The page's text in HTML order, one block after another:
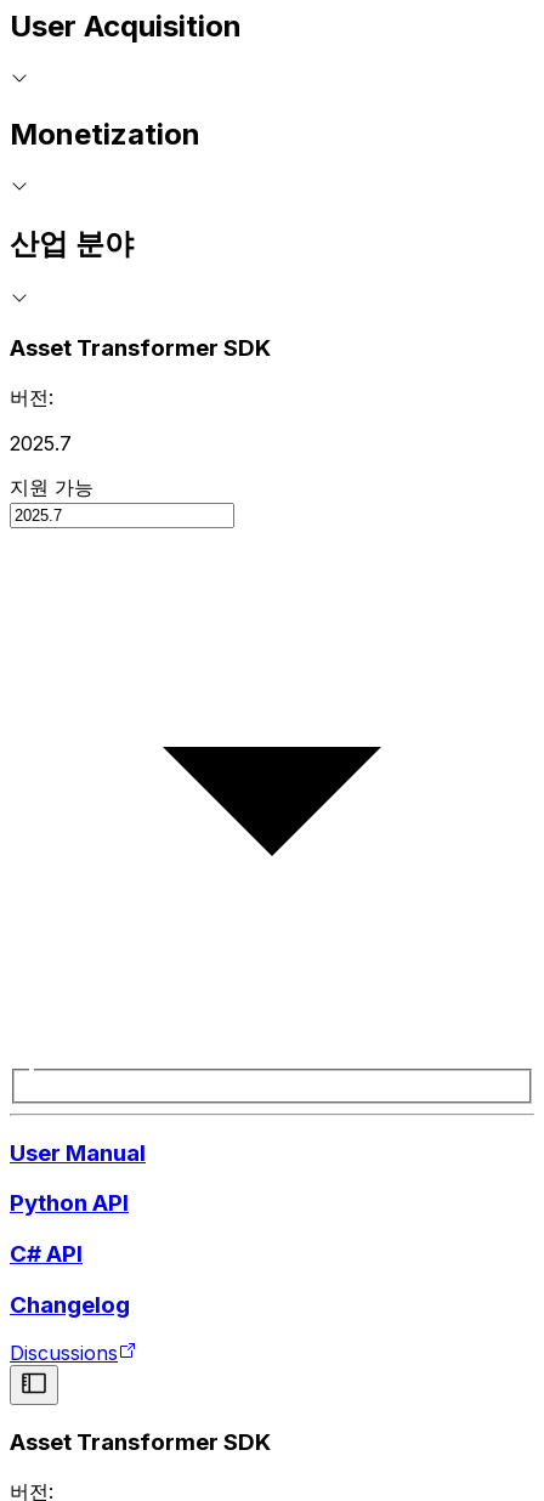
User Acquisition
Monetization
산업 분야
Asset Transformer SDK
버전:
2025.7
지원 가능
User Manual
Python API
C# API
Changelog
Discussions
Asset Transformer SDK
버전: